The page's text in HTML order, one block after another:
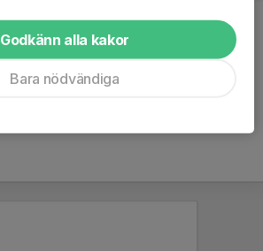
Assisterande tränare
Godkänn alla kakor
Bara nödvändiga